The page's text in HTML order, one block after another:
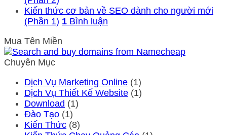
Kiến thức cơ bản về SEO dành cho người mới
(Phần 1) 1 Bình luận
Mua Tên Miền
Chuyên Mục
Dịch Vụ Marketing Online (1)
Dịch Vụ Thiết Kế Website (1)
Download (1)
Đào Tạo (1)
Kiến Thức (8)